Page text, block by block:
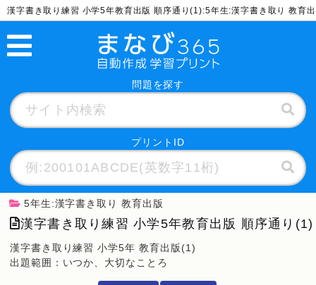
漢字書き取り練習 小学5年教育出版 順序通り(1):5年生:漢字書き取り 教育
問題を探す
プリントID
5年生:漢字書き取り 教育出版
漢字書き取り練習 小学5年教育出版 順序通り(1)
漢字書き取り練習 小学5年 教育出版(1)
出題範囲：いつか、大切なことろ